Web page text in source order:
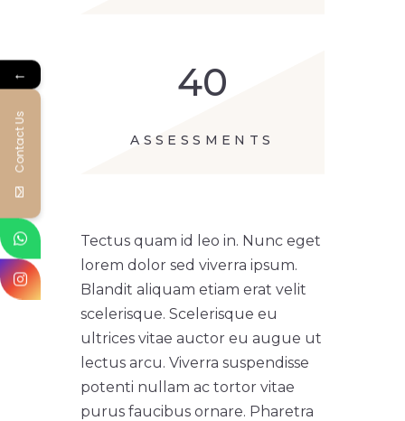
40
ASSESSMENTS
Tectus quam id leo in. Nunc eget
lorem dolor sed viverra ipsum.
Blandit aliquam etiam erat velit
scelerisque. Scelerisque eu
ultrices vitae auctor eu augue ut
lectus arcu. Viverra suspendisse
potenti nullam ac tortor vitae
purus faucibus ornare. Pharetra
←
Contact Us